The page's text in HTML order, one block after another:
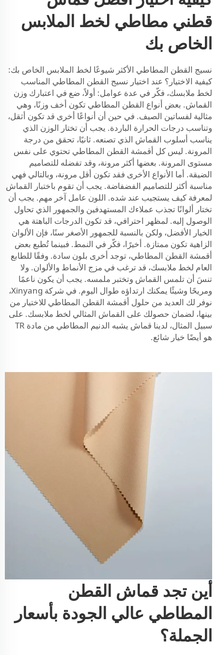
قطني مطاطي لخط الملابس
الخاص بك
نسيج القطن المطاطي الأكثر شيوعًا لخط الملابس الخاص بك:
كيفية الاختيار؟ عند اختيار نسيج القطن المطاطي المناسب
لخط ملابسك، فكّر في عدة عوامل: أولاً، ضع في اعتبارك وزن
القماش. بعض أنواع القطن المطاطي تكون أخف وزنًا، وهي
مثالية لفساتين الصيف. في حين أن أنواعًا أخرى قد تكون أثقل،
وتناسب درجات الحرارة الباردة. يجب أن تختار الوزن الذي
يناسب أسلوب القماش الذي تصنعه. ثانيًا، تحقق من درجة
المرونة. ليس كل أقمشة القطن المطاطي تحتوي على نفس
مستوى المرونة. بعضها أكثر مرونة، وقد تفضله للتصاميم
الضيقة. أما الأنواع الأخرى فقد تكون أقل مرونة، وبالتالي فهي
مناسبة أكثر للتصاميم الفضفاضة. يجب أن تقوم باختبار القماش
لمعرفة كيف يستجيب عند شده. اللون عامل آخر مهم. يجب أن
تختار ألوانًا تجذب عملاءك المستهدفين والجمهور الذي تحاول
الوصول إليه. لمظهر احترافي، قد تكون الدرجات الباهتة هي
الخيار الأفضل، ولكن بالنسبة للجمهور الأصغر سنًا، فإن الألوان
الزاهية تكون ممتازة. أخيرًا، فكّر في النمط. فبينما تُطبع بعض
أقمشة القطن المطاطي، توجد أخرى بلون سادة. وفقًا للطابع
العام لخط ملابسك، قد ترغب في مزج الأنماط والألوان. ولا
تنسَ أن تلمس القماش وتختبر ملمسه. يجب أن يكون ناعمًا
ومريحًا وشيئًا يمكنك ارتداؤه طوال اليوم. في شركة Xinyang،
نوفر لك العديد من حلول أقمشة القطن المطاطي للاختيار من
بينها، لضمان حصولك على القماش المثالي لخط ملابسك. على
سبيل المثال، لدينا قماش يشبه الدنيم المطاطي من مادة TR
هو أيضًا خيار شائع.
أين تجد قماش القطن
المطاطي عالي الجودة بأسعار
الجملة؟